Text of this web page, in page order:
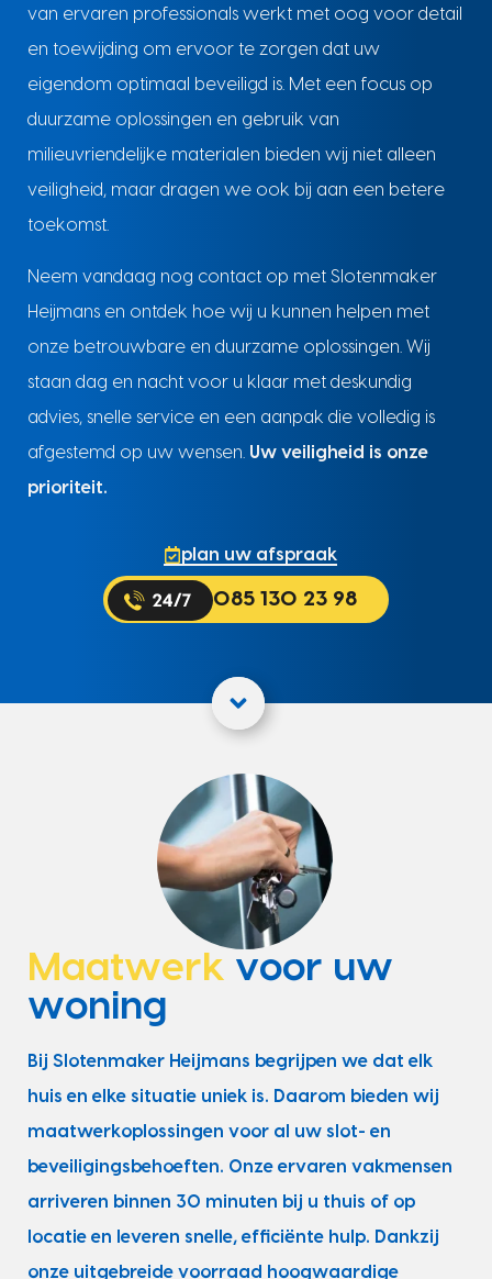
van ervaren professionals werkt met oog voor detail
en toewijding om ervoor te zorgen dat uw
eigendom optimaal beveiligd is. Met een focus op
duurzame oplossingen en gebruik van
milieuvriendelijke materialen bieden wij niet alleen
veiligheid, maar dragen we ook bij aan een betere
toekomst.
Neem vandaag nog contact op met Slotenmaker
Heijmans en ontdek hoe wij u kunnen helpen met
onze betrouwbare en duurzame oplossingen. Wij
staan dag en nacht voor u klaar met deskundig
advies, snelle service en een aanpak die volledig is
afgestemd op uw wensen. Uw veiligheid is onze
prioriteit.
plan uw afspraak
085 130 23 98
Maatwerk voor uw
woning
Bij Slotenmaker Heijmans begrijpen we dat elk
huis en elke situatie uniek is. Daarom bieden wij
maatwerkoplossingen voor al uw slot- en
beveiligingsbehoeften. Onze ervaren vakmensen
arriveren binnen 30 minuten bij u thuis of op
locatie en leveren snelle, efficiënte hulp. Dankzij
onze uitgebreide voorraad hoogwaardige